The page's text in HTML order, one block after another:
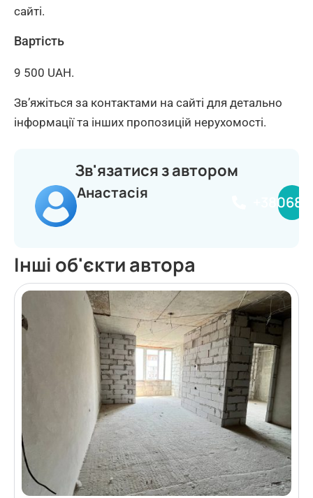
сайті.
Вартість
9 500 UAH.
Зв’яжіться за контактами на сайті для детально
інформації та інших пропозицій нерухомості.
Зв'язатися з автором
Анастасія
Інші об'єкти автора